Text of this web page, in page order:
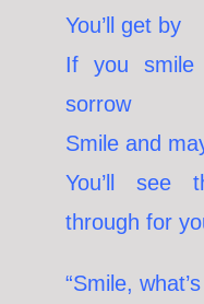
You’ll get by
If you smile
sorrow
Smile and
You’ll see
through for
“Smile,